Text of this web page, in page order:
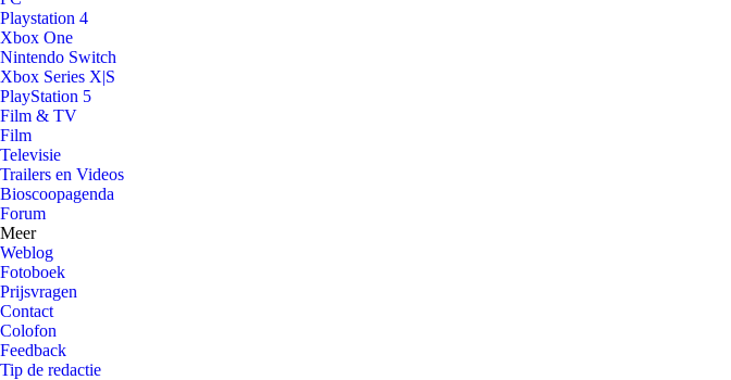
Playstation 4
Xbox One
Nintendo Switch
Xbox Series X|S
PlayStation 5
Film & TV
Film
Televisie
Trailers en Videos
Bioscoopagenda
Forum
Meer
Weblog
Fotoboek
Prijsvragen
Contact
Colofon
Feedback
Tip de redactie